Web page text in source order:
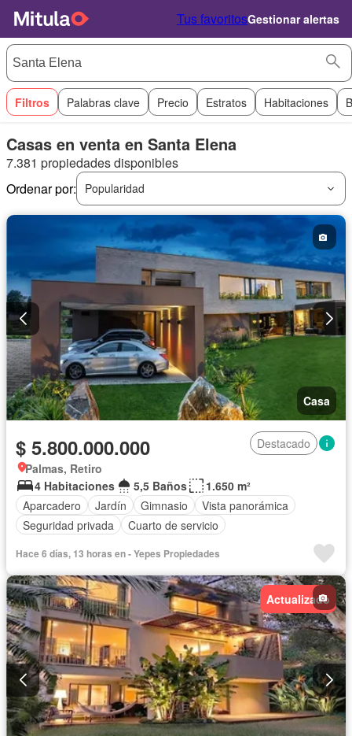
Tus favoritosGestionar alertas
Filtros Palabras clave Precio Estratos Habitaciones
Casas en venta en Santa Elena
7.381 propiedades disponibles
Ordenar por:
Popularidad
Casa
$ 5.800.000.000
Destacado
Palmas, Retiro
4 Habitaciones
5,5 Baños
1.650 m²
Aparcadero
Jardín Gimnasio
Vista panorámica
Seguridad privada
Cuarto de servicio
Hace 6 días, 13 horas en - Yepes Propiedades
Actualizado